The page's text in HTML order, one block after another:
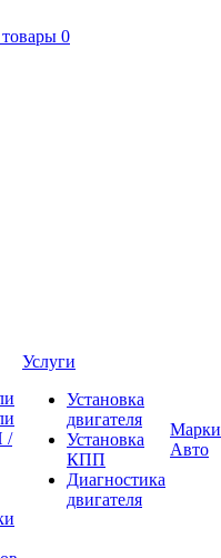
0
Услуги
Установка
двигателя
Установка
КПП
Диагностика
двигателя
Марки
Авто